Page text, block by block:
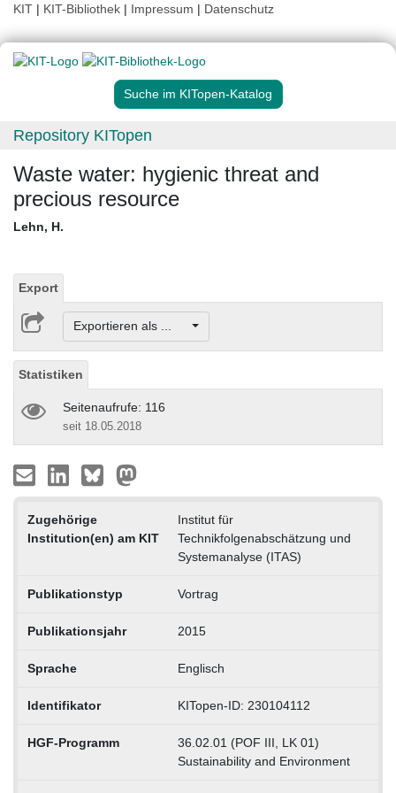
KIT | KIT-Bibliothek | Impressum | Datenschutz
Suche im KITopen-Katalog
Repository KITopen
Waste water: hygienic threat and
precious resource
Lehn, H.
Export
Exportieren als ...
Statistiken
Seitenaufrufe: 116
seit 18.05.2018
Zugehörige
Institution(en) am KIT
Institut für
Technikfolgenabschätzung und
Systemanalyse (ITAS)
Publikationstyp Vortrag
Publikationsjahr 2015
Sprache Englisch
Identifikator KITopen-ID: 230104112
HGF-Programm
36.02.01 (POF III, LK 01)
Sustainability and Environment